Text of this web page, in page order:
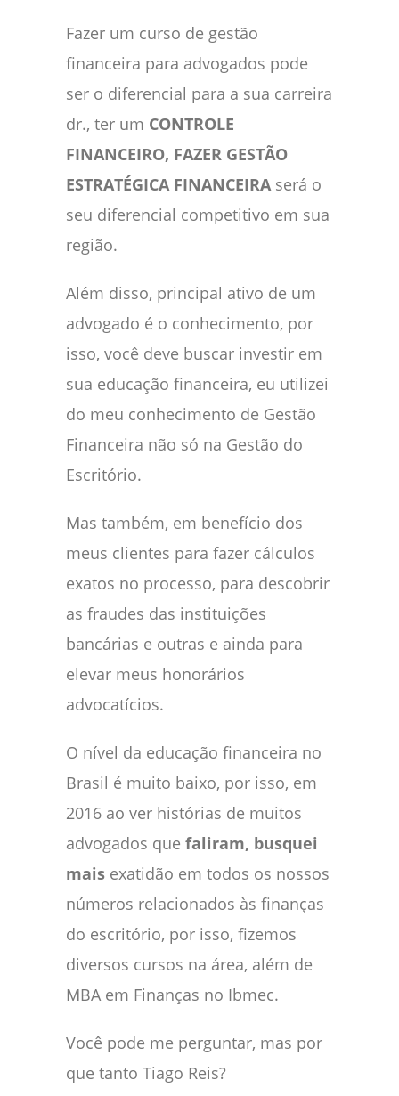
Fazer um curso de gestão
financeira para advogados pode
ser o diferencial para a sua carreira
dr., ter um CONTROLE
FINANCEIRO, FAZER GESTÃO
ESTRATÉGICA FINANCEIRA será o
seu diferencial competitivo em sua
região.
Além disso, principal ativo de um
advogado é o conhecimento, por
isso, você deve buscar investir em
sua educação financeira, eu utilizei
do meu conhecimento de Gestão
Financeira não só na Gestão do
Escritório.
Mas também, em benefício dos
meus clientes para fazer cálculos
exatos no processo, para descobrir
as fraudes das instituições
bancárias e outras e ainda para
elevar meus honorários
advocatícios.
O nível da educação financeira no
Brasil é muito baixo, por isso, em
2016 ao ver histórias de muitos
advogados que faliram, busquei
mais exatidão em todos os nossos
números relacionados às finanças
do escritório, por isso, fizemos
diversos cursos na área, além de
MBA em Finanças no Ibmec.
Você pode me perguntar, mas por
que tanto Tiago Reis?